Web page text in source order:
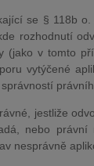
se § 118b
rozhodnutí
(jako v tomto
vytýčené
jestliže
nebo právní
nesprávně